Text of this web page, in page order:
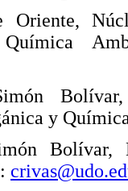
Oriente,
y
Bolívar,